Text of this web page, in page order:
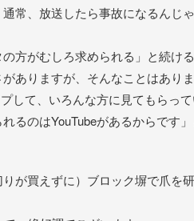
常、放送したら事故になるんじ
方がむしろ求められる」と続ける
ありますが、そんなことはありま
して、いろんな方に見てもらって
るのはYouTubeがあるからです
が買えずに）ブロック塀で爪を